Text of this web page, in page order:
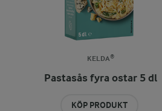
KELDA®
Pastasås fyra ostar 5 dl
KÖP PRODUKT